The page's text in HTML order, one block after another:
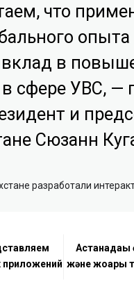
что
вклад в
в сфере УВС,
и
Сюзанн
разработали
приложений және жоғары